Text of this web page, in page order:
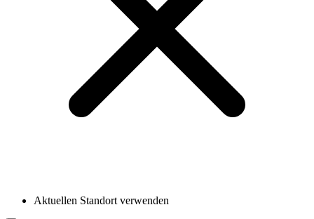
Aktuellen Standort verwenden